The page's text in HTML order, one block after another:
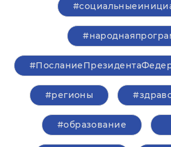
#регионы
#образование